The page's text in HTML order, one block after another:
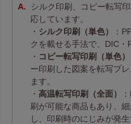
シルク印刷、コピー転写
応しています。
・ シルク印刷（単色）
：
クを載せる手法で、DIC・
・ コピー転写印刷（単色）
ー印刷した図案を転写プ
ます。
・ 高温転写印刷（全面）
刷が可能な商品もあり、
し、印刷時のにじみが発